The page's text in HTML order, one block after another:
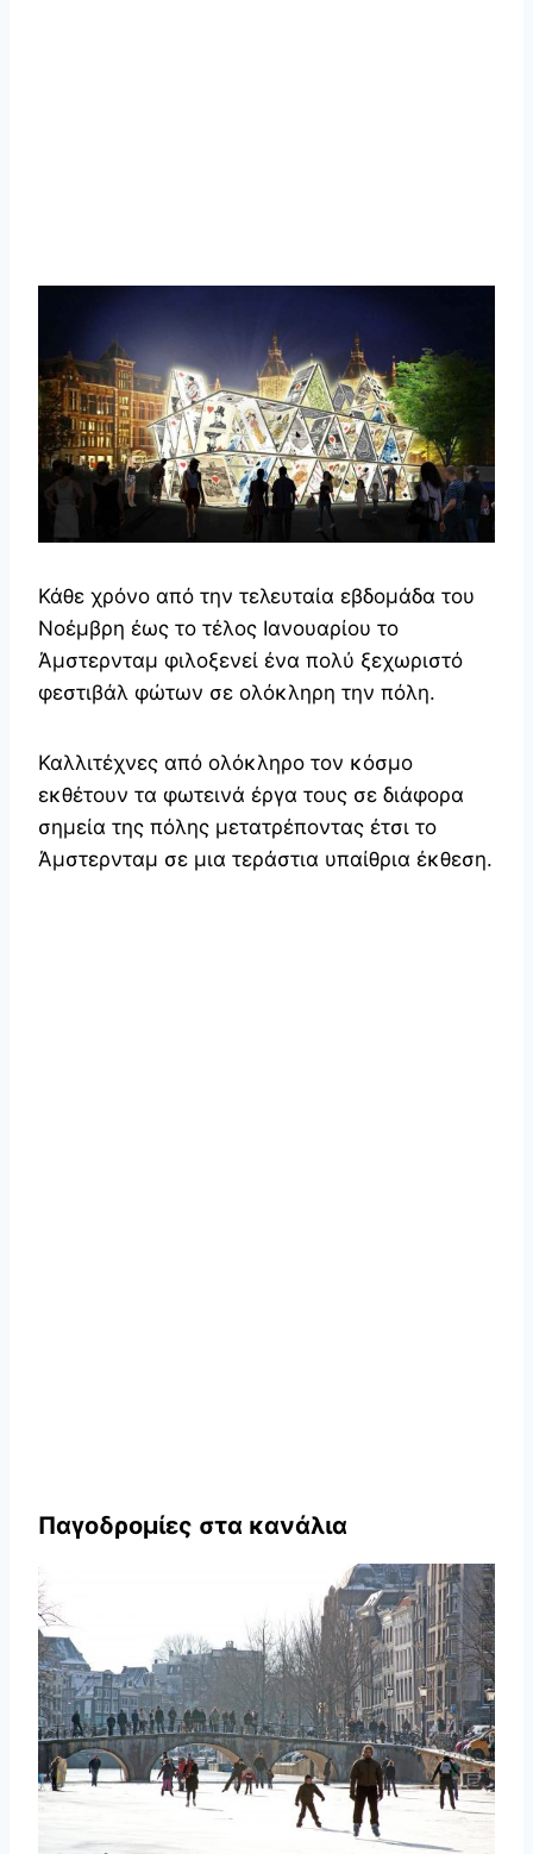
Κάθε χρόνο από την τελευταία εβδομάδα του
Νοέμβρη έως το τέλος Ιανουαρίου το
Άμστερνταμ φιλοξενεί ένα πολύ ξεχωριστό
φεστιβάλ φώτων σε ολόκληρη την πόλη.
Καλλιτέχνες από ολόκληρο τον κόσμο
εκθέτουν τα φωτεινά έργα τους σε διάφορα
σημεία της πόλης μετατρέποντας έτσι το
Άμστερνταμ σε μια τεράστια υπαίθρια έκθεση.
Παγοδρομίες στα κανάλια